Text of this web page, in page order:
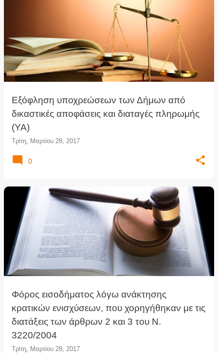
Εξόφληση υποχρεώσεων των Δήμων από
δικαστικές αποφάσεις και διαταγές πληρωμής
(YA)
Τρίτη, Μαρτίου 28, 2017
0
Φόρος εισοδήματος λόγω ανάκτησης
κρατικών ενισχύσεων, που χορηγήθηκαν με τις
διατάξεις των άρθρων 2 και 3 του Ν.
3220/2004
Τρίτη, Μαρτίου 28, 2017